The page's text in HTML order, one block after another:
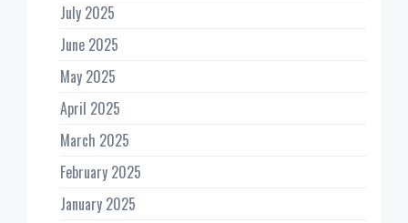
July 2025
June 2025
May 2025
April 2025
March 2025
February 2025
January 2025